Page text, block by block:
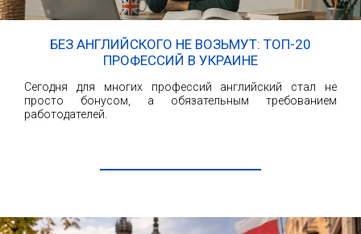
БЕЗ АНГЛИЙСКОГО НЕ ВОЗЬМУТ: ТОП-20
ПРОФЕССИЙ В УКРАИНЕ
Сегодня для многих профессий английский стал не
просто бонусом, а обязательным требованием
работодателей.